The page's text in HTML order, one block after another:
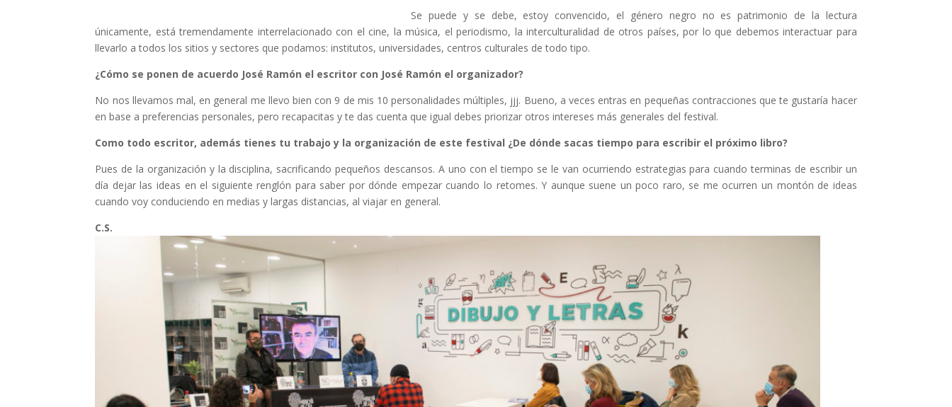
Se puede y se debe, estoy convencido, el género negro no es patrimonio de la lectura
únicamente, está tremendamente interrelacionado con el cine, la música, el periodismo, la interculturalidad de otros países, por lo que debemos interactuar para
llevarlo a todos los sitios y sectores que podamos: institutos, universidades, centros culturales de todo tipo.
¿Cómo se ponen de acuerdo José Ramón el escritor con José Ramón el organizador?
No nos llevamos mal, en general me llevo bien con 9 de mis 10 personalidades múltiples, jjj. Bueno, a veces entras en pequeñas contracciones que te gustaría hacer
en base a preferencias personales, pero recapacitas y te das cuenta que igual debes priorizar otros intereses más generales del festival.
Como todo escritor, además tienes tu trabajo y la organización de este festival ¿De dónde sacas tiempo para escribir el próximo libro?
Pues de la organización y la disciplina, sacrificando pequeños descansos. A uno con el tiempo se le van ocurriendo estrategias para cuando terminas de escribir un
día dejar las ideas en el siguiente renglón para saber por dónde empezar cuando lo retomes. Y aunque suene un poco raro, se me ocurren un montón de ideas
cuando voy conduciendo en medias y largas distancias, al viajar en general.
C.S.